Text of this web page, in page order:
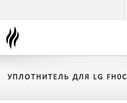
УПЛОТНИТЕЛЬ ДЛЯ LG